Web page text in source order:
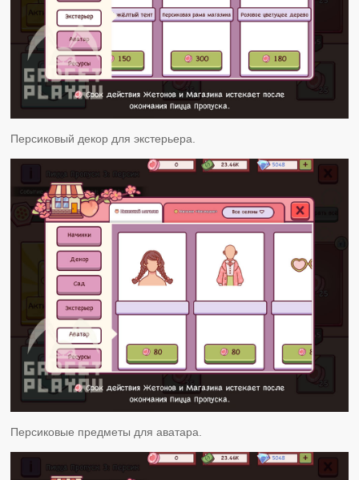
Персиковый декор для экстерьера.
Персиковые предметы для аватара.